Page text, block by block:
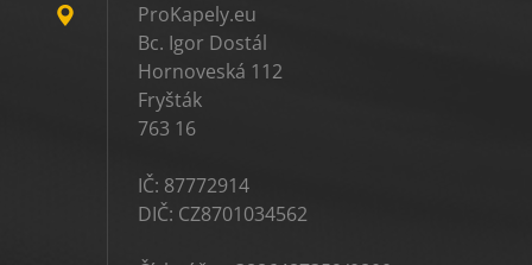
ProKapely.eu
Bc. Igor Dostál
Hornoveská 112
Fryšták
763 16
IČ: 87772914
DIČ: CZ8701034562